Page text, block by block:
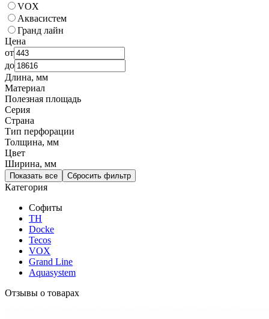
VOX
Аквасистем
Гранд лайн
Цена
от
до
Длина, мм
Материал
Полезная площадь
Серия
Страна
Тип перфорации
Толщина, мм
Цвет
Ширина, мм
Показать все Сбросить фильтр
Категория
Софиты
ТН
Docke
Tecos
VOX
Grand Line
Aquasystem
Отзывы о товарах